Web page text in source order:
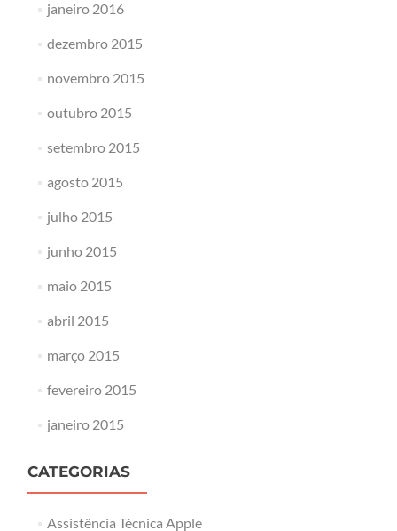
janeiro 2016
dezembro 2015
novembro 2015
outubro 2015
setembro 2015
agosto 2015
julho 2015
junho 2015
maio 2015
abril 2015
março 2015
fevereiro 2015
janeiro 2015
CATEGORIAS
Assistência Técnica Apple